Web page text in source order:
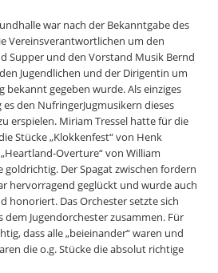
war nach der Bekanntgabe des
Vereinsverantwortlichen um den
Supper und den Vorstand Musik Bernd
Jugendlichen und der Dirigentin um
bekannt gegeben wurde. Als einziges
den NufringerJugmusikern dieses
erspielen. Miriam Tressel hatte für die
Stücke „Klokkenfest“ von Henk
Overture“ von William
goldrichtig. Der Spagat zwischen fordern
hervorragend geglückt und wurde auch
honoriert. Das Orchester setzte sich
dem Jugendorchester zusammen. Für
dass alle „beieinander“ waren und
die o.g. Stücke die absolut richtige